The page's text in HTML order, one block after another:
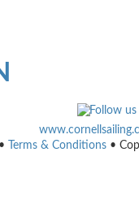
• Terms & Conditions •